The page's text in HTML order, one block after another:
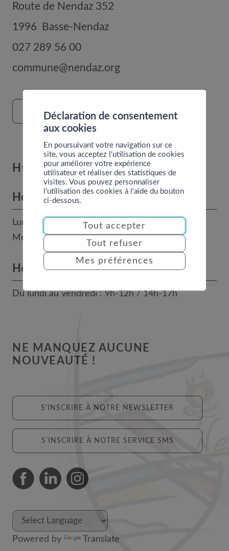
Route de Nendaz 352
1996
Basse-Nendaz
027 289 56 00
commune@nendaz.org
FORMULAIRE DE CONTACT
HORAIRES
Horaires des bureaux
Lundi, mardi, jeudi et vendredi : 8h - 12h
Mercredi : 14h - 17h
Horaires téléphoniques
Du lundi au vendredi : 9h-12h / 14h-17h
NE MANQUEZ AUCUNE
NOUVEAUTÉ !
S'INSCRIRE À NOTRE NEWSLETTER
S'INSCRIRE À NOTRE SERVICE SMS
Powered by Translate
Déclaration de consentement
aux cookies
En poursuivant votre navigation sur ce
site, vous acceptez l'utilisation de cookies
pour améliorer votre expérience
utilisateur et réaliser des statistiques de
visites. Vous pouvez personnaliser
l'utilisation des cookies à l'aide du bouton
ci-dessous.
Tout accepter
Tout refuser
Mes préférences